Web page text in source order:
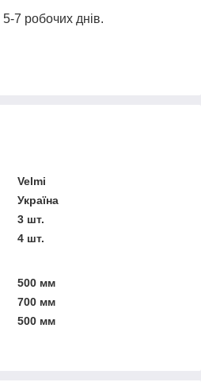
5-7 робочих днів.
Velmi
Україна
3 шт.
4 шт.
500 мм
700 мм
500 мм